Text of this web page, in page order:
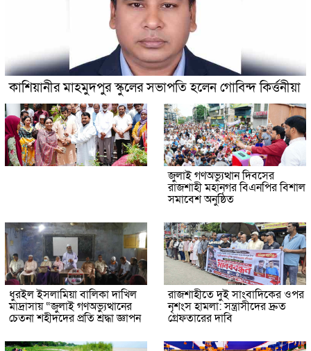
কাশিয়ানীর মাহমুদপুর স্কুলের সভাপতি হলেন গোবিন্দ কির্ত্তনীয়া
জুলাই গণঅভ্যুত্থান দিবসের
রাজশাহী মহানগর বিএনপির বিশাল
সমাবেশ অনুষ্ঠিত
ধুরইল ইসলামিয়া বালিকা দাখিল
মাদ্রাসায় “জুলাই গণঅভ্যুত্থানের
চেতনা শহীদদের প্রতি শ্রদ্ধা জ্ঞাপন
রাজশাহীতে দুই সাংবাদিকের ওপর
নৃশংস হামলা: সন্ত্রাসীদের দ্রুত
গ্রেফতারের দাবি